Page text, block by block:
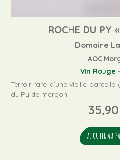
ROCHE DU PY
Domaine
AOC
Vin Rouge -
Terroir rare d’une vieille
du Py de morgon
35,90
AJOUTER AU